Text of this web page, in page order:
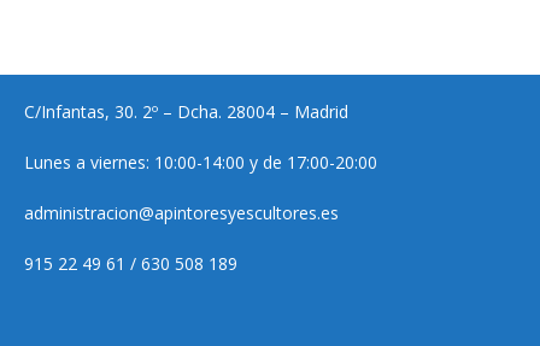
C/Infantas, 30. 2º – Dcha. 28004 – Madrid
Lunes a viernes: 10:00-14:00 y de 17:00-20:00
administracion@apintoresyescultores.es
915 22 49 61 / 630 508 189